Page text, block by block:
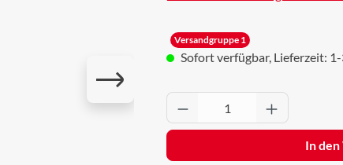
Versandgruppe 1
Sofort verfügbar, Lieferzeit: 1-
Produkt Anzahl:
In